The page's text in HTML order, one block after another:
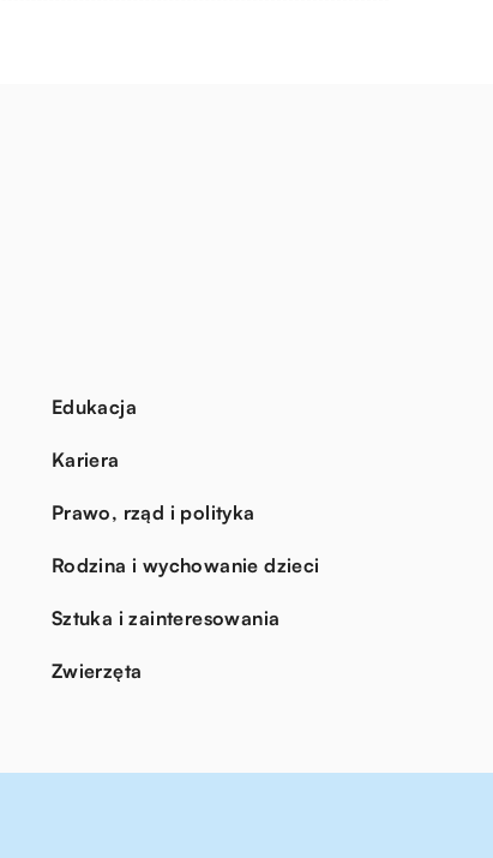
Edukacja
Kariera
Prawo, rząd i polityka
Rodzina i wychowanie dzieci
Sztuka i zainteresowania
Zwierzęta